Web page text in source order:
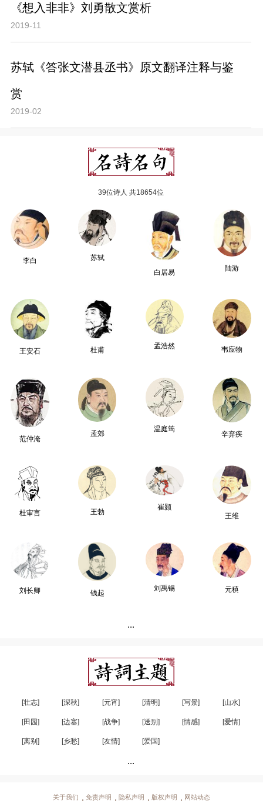
《想入非非》刘勇散文赏析
2019-11
苏轼《答张文潜县丞书》原文翻译注释与鉴
赏
2019-02
39位诗人 共18654位
李白
苏轼
白居易
陆游
王安石 杜甫
孟浩然 韦应物
范仲淹
孟郊
温庭筠
辛弃疾
杜审言 王勃
崔颢
王维
刘长卿 钱起
刘禹锡 元稹
...
[壮志] [深秋] [元宵] [清明] [写景] [山水]
[田园] [边塞] [战争] [送别] [情感] [爱情]
[离别] [乡愁] [友情] [爱国]
...
关于我们 免责声明 隐私声明 版权声明 网站动态